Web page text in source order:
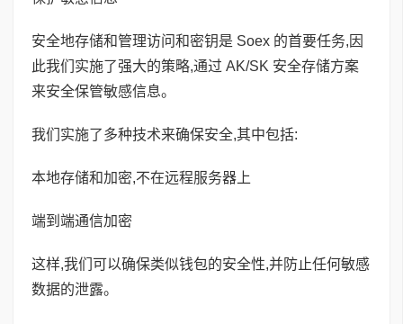
安全地存储和管理访问和密钥是 Soex 的首要任务,因
此我们实施了强大的策略,通过 AK/SK 安全存储方案
来安全保管敏感信息。
我们实施了多种技术来确保安全,其中包括:
本地存储和加密,不在远程服务器上
端到端通信加密
这样,我们可以确保类似钱包的安全性,并防止任何敏感
数据的泄露。